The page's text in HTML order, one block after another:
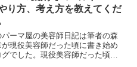
り方、考え方を教えてくだ
ーマ屋の美容師日記は筆者の森
現役美容師だった頃に書き始め
でした。現役美容師だった頃は